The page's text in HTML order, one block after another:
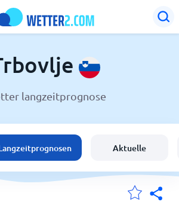
langzeitprognose
Aktuelle